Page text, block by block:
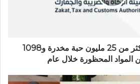
ب
زاتكا تُحبط تهريب أكثر من 25 مليون حبة مخدرة و1098
المواد المحظورة خلال عام